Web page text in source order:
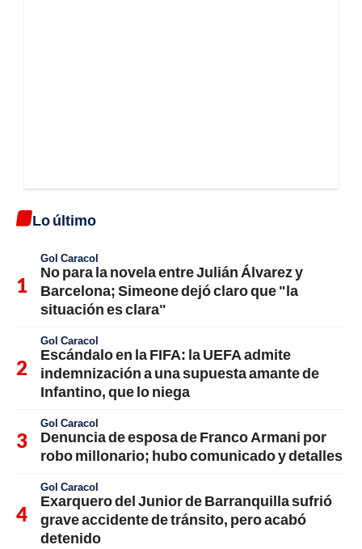
Lo último
Gol Caracol
No para la novela entre Julián Álvarez y
Barcelona; Simeone dejó claro que "la
situación es clara"
Gol Caracol
Escándalo en la FIFA: la UEFA admite
indemnización a una supuesta amante de
Infantino, que lo niega
Gol Caracol
Denuncia de esposa de Franco Armani por
robo millonario; hubo comunicado y detalles
Gol Caracol
Exarquero del Junior de Barranquilla sufrió
grave accidente de tránsito, pero acabó
detenido